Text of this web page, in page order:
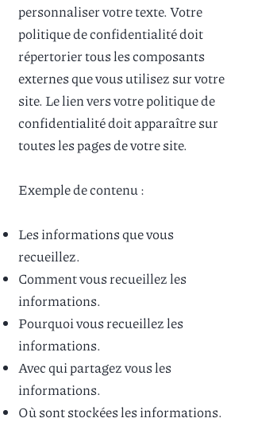
personnaliser votre texte. Votre
politique de confidentialité doit
répertorier tous les composants
externes que vous utilisez sur votre
site. Le lien vers votre politique de
confidentialité doit apparaître sur
toutes les pages de votre site.
Exemple de contenu :
Les informations que vous
recueillez.
Comment vous recueillez les
informations.
Pourquoi vous recueillez les
informations.
Avec qui partagez vous les
informations.
Où sont stockées les informations.